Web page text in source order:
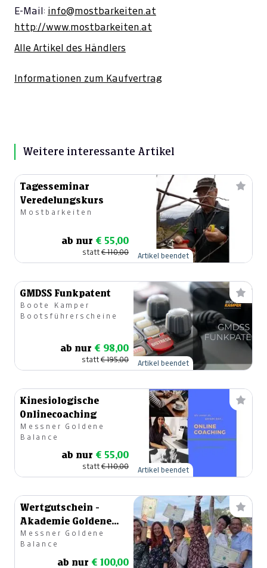
E-Mail: info@mostbarkeiten.at
http://www.mostbarkeiten.at
Alle Artikel des Händlers
Informationen zum Kaufvertrag
Weitere interessante Artikel
Tagesseminar
Veredelungskurs
Mostbarkeiten
ab nur € 55,00
statt€ 110,00 Artikel beendet
GMDSS Funkpatent
Boote Kamper
Bootsführerscheine
ab nur € 98,00
statt€ 195,00 Artikel beendet
Kinesiologische
Onlinecoaching
Messner Goldene
Balance
ab nur € 55,00
statt€ 110,00 Artikel beendet
Wertgutschein -
Akademie Goldene
Balance in Wolfsberg
Messner Goldene
Balance
ab nur € 100,00